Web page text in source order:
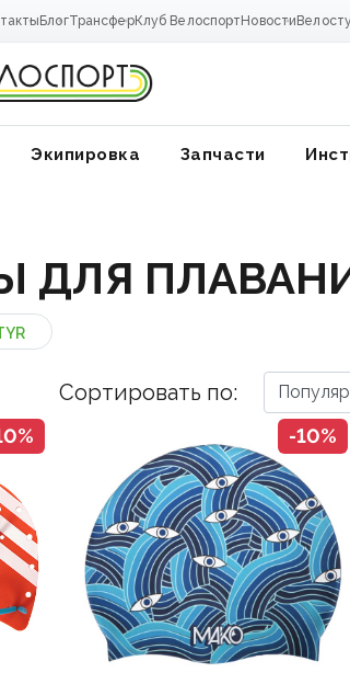
БлогТрансферКлуб Велоспорт Новости
Экипировка Запчасти
ДЛЯ
Сортировать по:
-10%